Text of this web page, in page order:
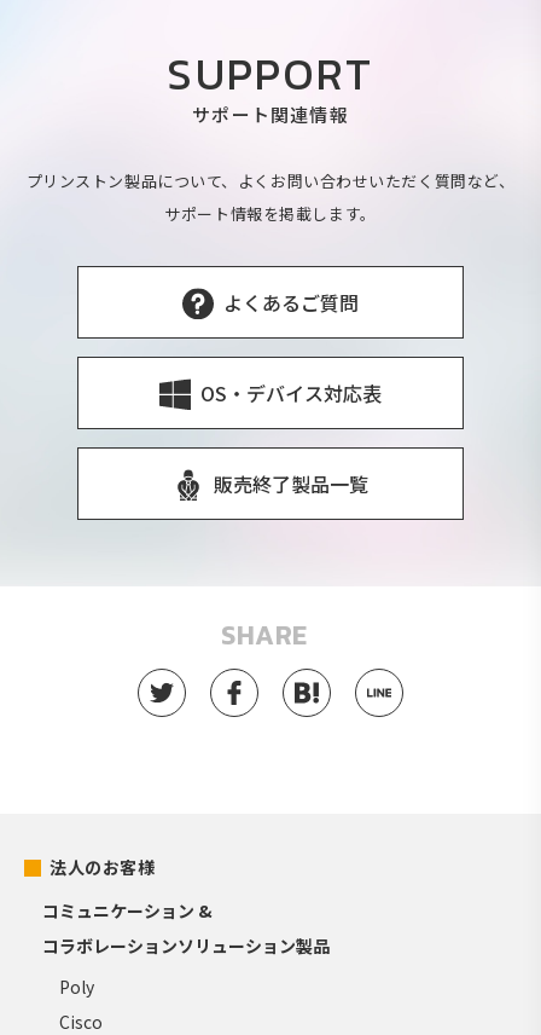
SUPPORT
サポート関連情報
プリンストン製品について、よくお問い合わせいただく質問など、
サポート情報を掲載します。
よくあるご質問
OS・デバイス対応表
販売終了製品一覧
SHARE
法人のお客様
コミュニケーション &
コラボレーションソリューション製品
Poly
Cisco